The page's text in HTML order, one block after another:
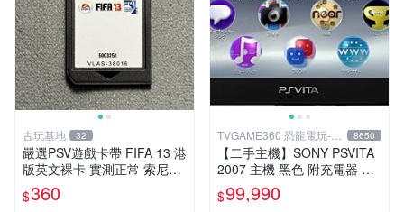
古玩基地 32
嚴選PSV遊戲卡帶 FIFA 13 港
版英文裸卡 實測正常 索尼專
用 不支持其他機器 買二送優
惠 FIFA 13 psv 港版 卡帶
$360
TVGAME360 恐龍電玩-台
中店
8650
【二手主機】SONY PSVITA
2007 主機 黑色 附充電器 US
B傳輸線 PS VITA PSV【台中
恐龍電玩】
$99,990